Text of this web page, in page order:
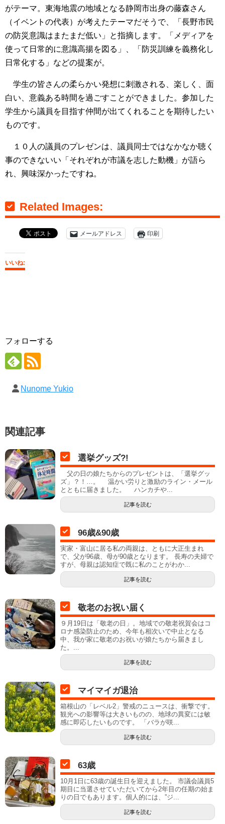
がテーマ。東海地震の地域となる静岡市出身の藤森さん
（イベントの代表）が考えたテーマだそうで、「長野市民
の防災意識はまたまだ低い」と指摘します。「メディアを
使って日常的に意識高揚を図る」、「防災訓練を義務化し
日常化する」などの提案が。
学生の皆さんの柔らかい発想に刺激される、楽しく、面
白い、意義ある時間を過ごすことができました。参加した
学生から議員を目指す仲間が出てくれることを期待したい
ものです。
１０人の議員のプレゼンは、議員同士ではなかなか聴く
事のできないい「それぞれが市議を志した動機」が語ら
れ、興味深かったですね。
Related Images:
メールアドレス 印刷
いいね:
フォローする
Nunome Yukio
関連記事
選挙グッズ?!
父の日の娘たちからのプレゼントは、「選挙グッ
ズ」？！…。 温かい労りと激励のライン・メール
とともに届きました。 ハンカチや...
記事を読む
96歳&90歳
実家・富山に居る私の両親は、ともに大正生まれ
で、父が96歳、母が90歳となります。 長寿の夫婦で
すが、母親は認知症で既に私のことがわか...
記事を読む
敬老のお祝い届く
９月19日は「敬老の日」。地域での敬老祝賀会はコ
ロナ感染防止のため、今年も相次いで中止となる
中、我が家に敬老のお祝いが娘たちから届きまし
た。...
記事を読む
マイマイガ退治
箱根山の「レベル2」警戒のニュースは、衝撃です。
観光への影響等は大きいものの、地球の異変には敏
感に即応したいものです。 「バラが咲...
記事を読む
63歳
10月1日に63歳の誕生日を迎えました。 市議会議員5
期目に当選させていただいてから2年目の任期の始ま
りの日でもあります。個人的には、”ジ...
記事を読む